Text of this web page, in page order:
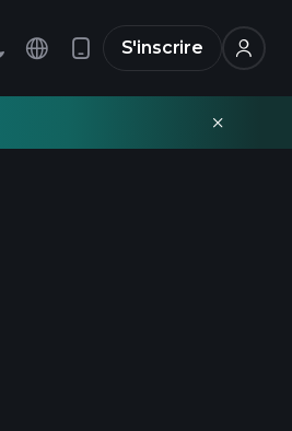
S'inscrire